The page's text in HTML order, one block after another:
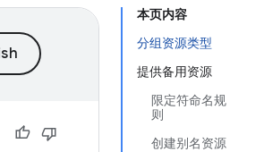
本页内容
分组资源类型
提供备用资源
限定符命名规
则
创建别名资源